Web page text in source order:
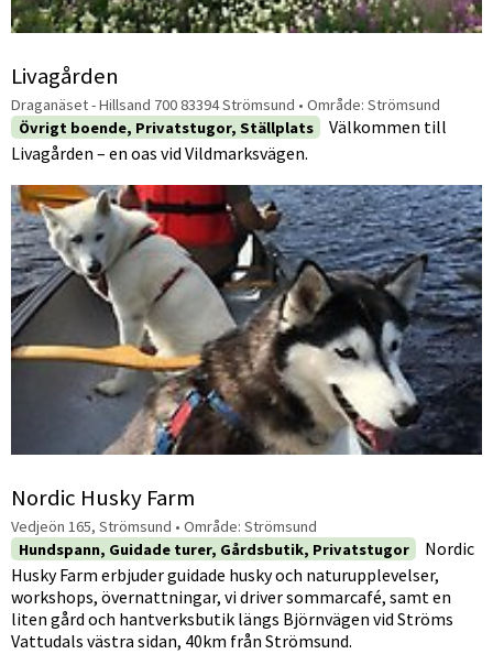
Livagården
Draganäset - Hillsand 700 83394 Strömsund • Område: Strömsund
Övrigt boende, Privatstugor, Ställplats
Välkommen till
Livagården – en oas vid Vildmarksvägen.
Nordic Husky Farm
Vedjeön 165, Strömsund • Område: Strömsund
Hundspann, Guidade turer, Gårdsbutik, Privatstugor
Nordic
Husky Farm erbjuder guidade husky och naturupplevelser,
workshops, övernattningar, vi driver sommarcafé, samt en
liten gård och hantverksbutik längs Björnvägen vid Ströms
Vattudals västra sidan, 40km från Strömsund.